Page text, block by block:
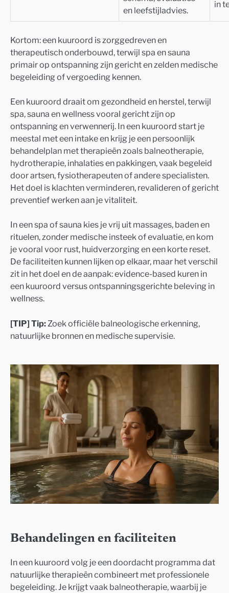
en leefstijladvies.
in
Kortom: een kuuroord is zorggedreven en
therapeutisch onderbouwd, terwijl spa en sauna
primair op ontspanning zijn gericht en zelden medische
begeleiding of vergoeding kennen.
Een kuuroord draait om gezondheid en herstel, terwijl
spa, sauna en wellness vooral gericht zijn op
ontspanning en verwennerij. In een kuuroord start je
meestal met een intake en krijg je een persoonlijk
behandelplan met therapieën zoals balneotherapie,
hydrotherapie, inhalaties en pakkingen, vaak begeleid
door artsen, fysiotherapeuten of andere specialisten.
Het doel is klachten verminderen, revalideren of gericht
preventief werken aan je vitaliteit.
In een spa of sauna kies je vrij uit massages, baden en
rituelen, zonder medische insteek of evaluatie, en kom
je vooral voor rust, huidverzorging en een korte reset.
De faciliteiten kunnen lijken op elkaar, maar het verschil
zit in het doel en de aanpak: evidence-based kuren in
een kuuroord versus ontspanningsgerichte beleving in
wellness.
[TIP] Tip: Zoek officiële balneologische erkenning,
natuurlijke bronnen en medische supervisie.
Behandelingen en faciliteiten
In een kuuroord volg je een doordacht programma dat
natuurlijke therapieën combineert met professionele
begeleiding. Je krijgt vaak balneotherapie, waarbij je